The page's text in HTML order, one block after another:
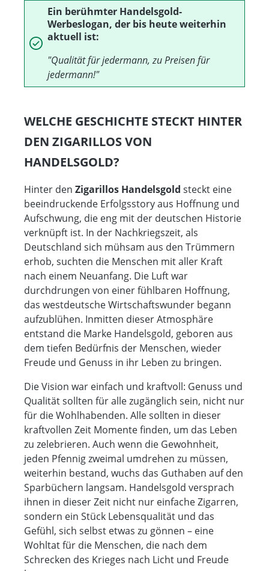
Ein berühmter Handelsgold-
Werbeslogan, der bis heute weiterhin
aktuell ist:
"Qualität für jedermann, zu Preisen für
jedermann!"
WELCHE GESCHICHTE STECKT HINTER
DEN ZIGARILLOS VON
HANDELSGOLD?
Hinter den Zigarillos Handelsgold steckt eine
beeindruckende Erfolgsstory aus Hoffnung und
Aufschwung, die eng mit der deutschen Historie
verknüpft ist. In der Nachkriegszeit, als
Deutschland sich mühsam aus den Trümmern
erhob, suchten die Menschen mit aller Kraft
nach einem Neuanfang. Die Luft war
durchdrungen von einer fühlbaren Hoffnung,
das westdeutsche Wirtschaftswunder begann
aufzublühen. Inmitten dieser Atmosphäre
entstand die Marke Handelsgold, geboren aus
dem tiefen Bedürfnis der Menschen, wieder
Freude und Genuss in ihr Leben zu bringen.
Die Vision war einfach und kraftvoll: Genuss und
Qualität sollten für alle zugänglich sein, nicht nur
für die Wohlhabenden. Alle sollten in dieser
kraftvollen Zeit Momente finden, um das Leben
zu zelebrieren. Auch wenn die Gewohnheit,
jeden Pfennig zweimal umdrehen zu müssen,
weiterhin bestand, wuchs das Guthaben auf den
Sparbüchern langsam. Handelsgold versprach
ihnen in dieser Zeit nicht nur einfache Zigarren,
sondern ein Stück Lebensqualität und das
Gefühl, sich selbst etwas zu gönnen – eine
Wohltat für die Menschen, die nach dem
Schrecken des Krieges nach Licht und Freude